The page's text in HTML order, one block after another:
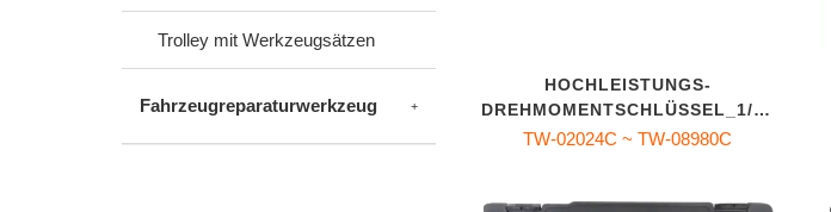
Trolley mit Werkzeugsätzen
Fahrzeugreparaturwerkzeug
HOCHLEISTUNGS-
DREHMOMENTSCHLÜSSEL_1/4"
~ 1"
TW-02024C ~ TW-08980C